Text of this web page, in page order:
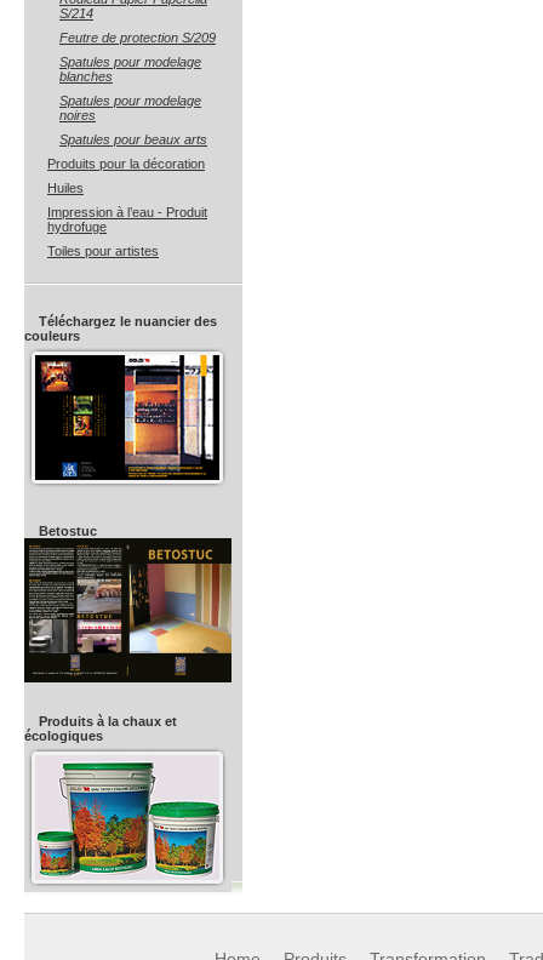
S/214
Feutre de protection S/209
Spatules pour modelage
blanches
Spatules pour modelage
noires
Spatules pour beaux arts
Produits pour la décoration
Huiles
Impression à l’eau - Produit
hydrofuge
Toiles pour artistes
Téléchargez le nuancier des
couleurs
Betostuc
Produits à la chaux et
écologiques